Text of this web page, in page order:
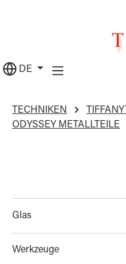
DE
TECHNIKEN
ODYSSEY METALLTEILE
Glas
Werkzeuge